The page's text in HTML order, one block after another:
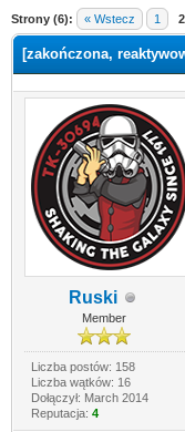
Strony (6): « Wstecz 1 2
[zakończona,
Ruski
Member
Liczba postów: 158
Liczba wątków: 16
Dołączył: March 2014
Reputacja: 4